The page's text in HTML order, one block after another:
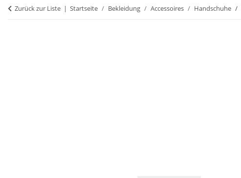
Zurück zur Liste Startseite Bekleidung Accessoires Handschuhe